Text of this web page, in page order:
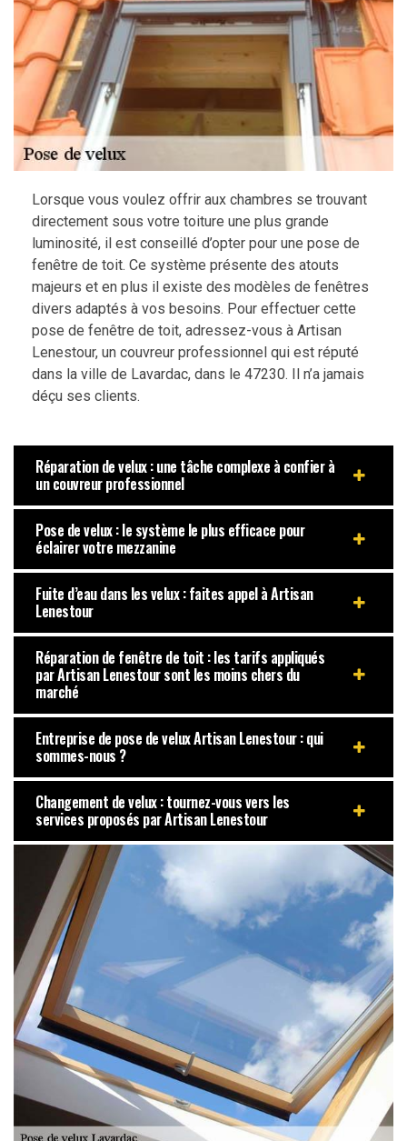
Lorsque vous voulez offrir aux chambres se trouvant
directement sous votre toiture une plus grande
luminosité, il est conseillé d’opter pour une pose de
fenêtre de toit. Ce système présente des atouts
majeurs et en plus il existe des modèles de fenêtres
divers adaptés à vos besoins. Pour effectuer cette
pose de fenêtre de toit, adressez-vous à Artisan
Lenestour, un couvreur professionnel qui est réputé
dans la ville de Lavardac, dans le 47230. Il n’a jamais
déçu ses clients.
Réparation de velux : une tâche complexe à confier à
un couvreur professionnel
Pose de velux : le système le plus efficace pour
éclairer votre mezzanine
Fuite d’eau dans les velux : faites appel à Artisan
Lenestour
Réparation de fenêtre de toit : les tarifs appliqués
par Artisan Lenestour sont les moins chers du
marché
Entreprise de pose de velux Artisan Lenestour : qui
sommes-nous ?
Changement de velux : tournez-vous vers les
services proposés par Artisan Lenestour